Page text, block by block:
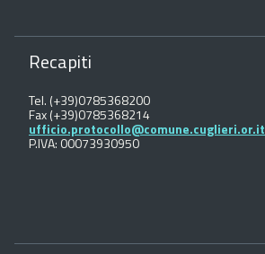
Recapiti
Tel. (+39)0785368200
Fax (+39)0785368214
ufficio.protocollo@comune.cuglieri.or.it
P.IVA: 00073930950